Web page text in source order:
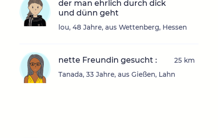
der man ehrlich durch dick
und dünn geht
lou, 48 Jahre, aus Wettenberg, Hessen
nette Freundin gesucht :
Tanada, 33 Jahre, aus Gießen, Lahn
25 km